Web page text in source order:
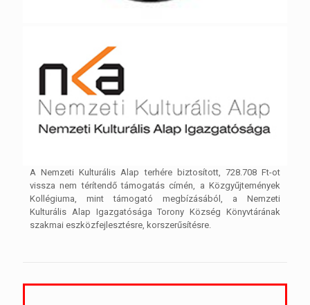
A Nemzeti Kulturális Alap terhére biztosított, 728.708 Ft-ot
vissza nem térítendő támogatás címén, a Közgyűjtemények
Kollégiuma, mint támogató megbízásából, a Nemzeti
Kulturális Alap Igazgatósága Torony Község Könyvtárának
szakmai eszközfejlesztésre, korszerűsítésre.